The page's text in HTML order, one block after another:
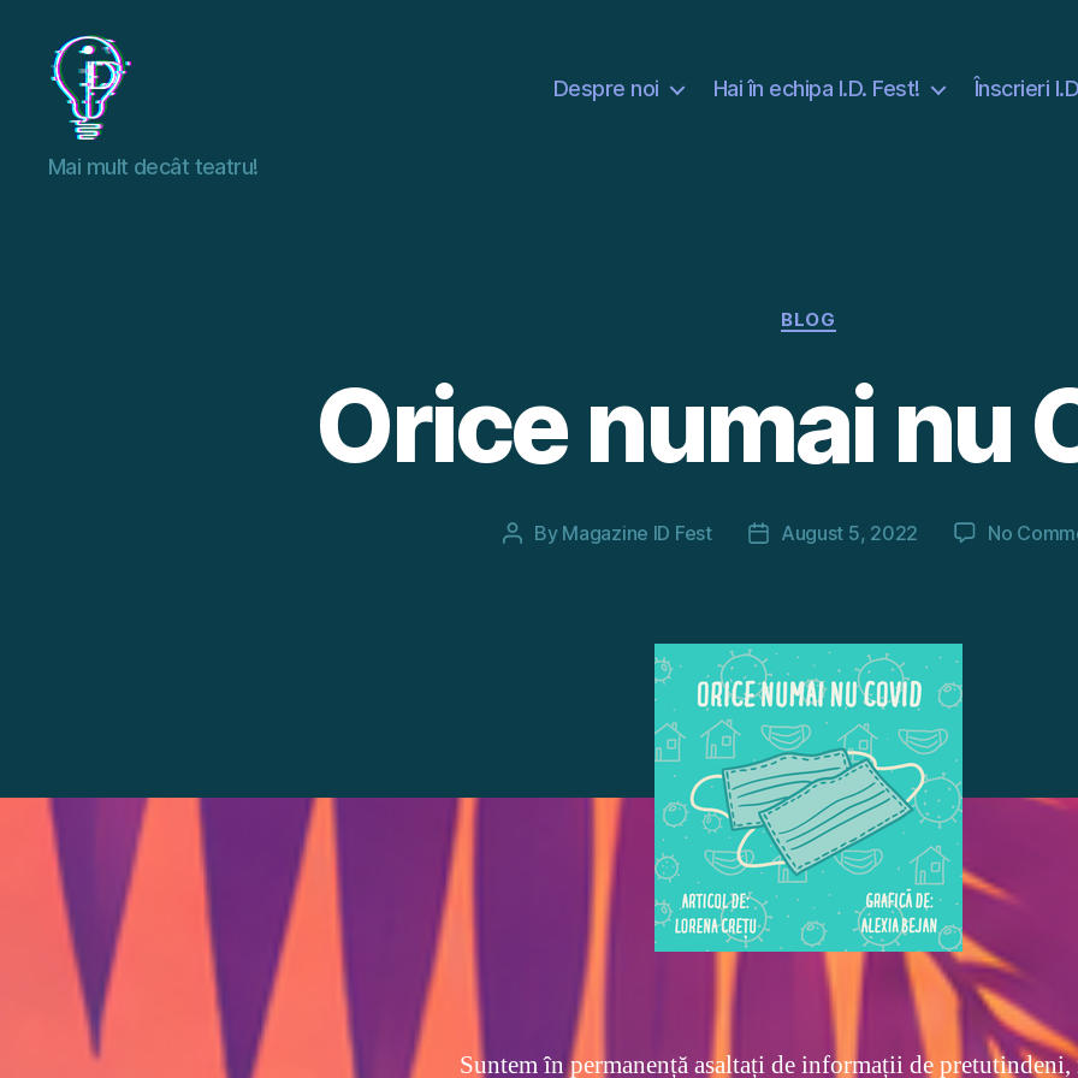
I.D.
FEST
Mai mult decât teatru!
Despre noi Hai în echipa I.D. Fest! Înscrieri
Categories
BLOG
Orice numai nu
Post
By Magazine ID Fest
PostAugust 5, 2022 No
Suntem în permanență asaltați de informații de pretutindeni,